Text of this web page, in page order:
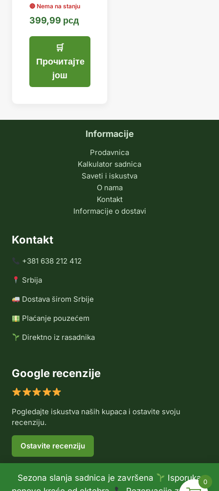
Sezona slanja sadnica je završena
Isporuka
399,99 рсд
Прочитајте
још
Informacije
Prodavnica
Kalkulator sadnica
Saveti i iskustva
O nama
Kontakt
Informacije o dostavi
Kontakt
+381 638 212 412
Srbija
Dostava širom Srbije
Plaćanje pouzećem
Direktno iz rasadnika
Google recenzije
Pogledajte iskustva naših kupaca i ostavite svoju
recenziju.
Ostavite recenziju
0